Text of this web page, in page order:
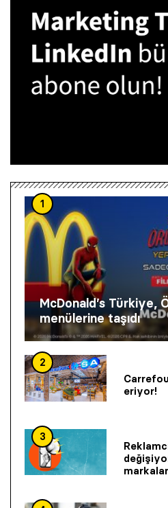
1
McDonald’s Türkiye,
menülerine taşıdı
2
eriyor!
3